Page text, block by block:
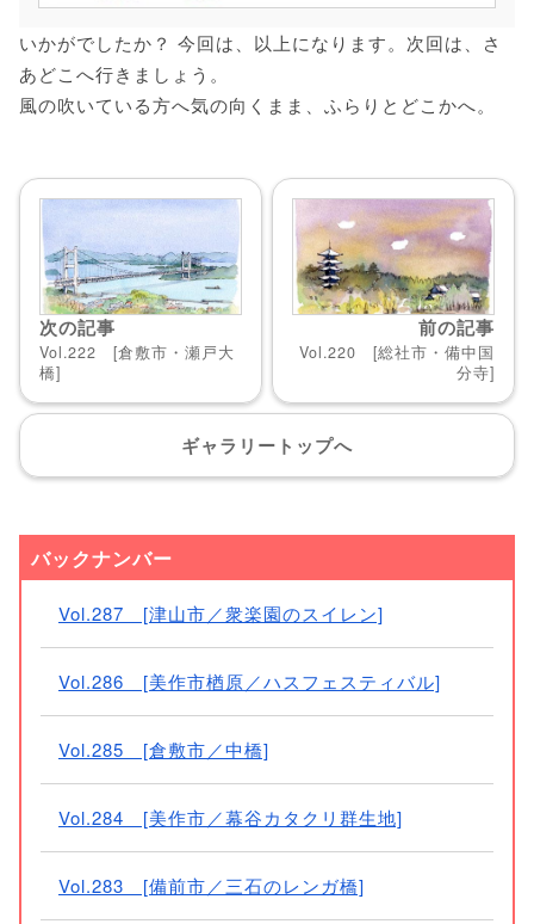
いかがでしたか？ 今回は、以上になります。次回は、さ
あどこへ行きましょう。
風の吹いている方へ気の向くまま、ふらりとどこかへ。
次の記事
Vol.222 [倉敷市・瀬戸大
橋]
ギャラリー トップへ
前の記事
Vol.220 [総社市・備中国
分寺]
バックナンバー
Vol.287 [津山市／衆楽園のスイレン]
Vol.286 [美作市楢原／ハスフェスティバル]
Vol.285 [倉敷市／中橋]
Vol.284 [美作市／幕谷カタクリ群生地]
Vol.283 [備前市／三石のレンガ橋]